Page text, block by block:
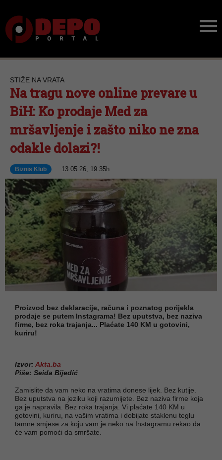
STIŽE NA VRATA
Na tragu nove online prevare u
BiH: Ko prodaje Med za
mršavljenje i zašto niko ne zna
odakle dolazi?!
Biznis Klub 13.05.26, 19:35h
Proizvod bez deklaracije, računa i poznatog porijekla
prodaje se putem Instagrama! Bez uputstva, bez naziva
firme, bez roka trajanja... Plaćate 140 KM u gotovini,
kuriru!
Izvor: Akta.ba
Piše: Seida Bijedić
Zamislite da vam neko na vratima donese lijek. Bez kutije.
Bez uputstva na jeziku koji razumijete. Bez naziva firme koja
ga je napravila. Bez roka trajanja. Vi plaćate 140 KM u
gotovini, kuriru, na vašim vratima i dobijate staklenu teglu
tamne smjese za koju vam je neko na Instagramu rekao da
će vam pomoći da smršate.